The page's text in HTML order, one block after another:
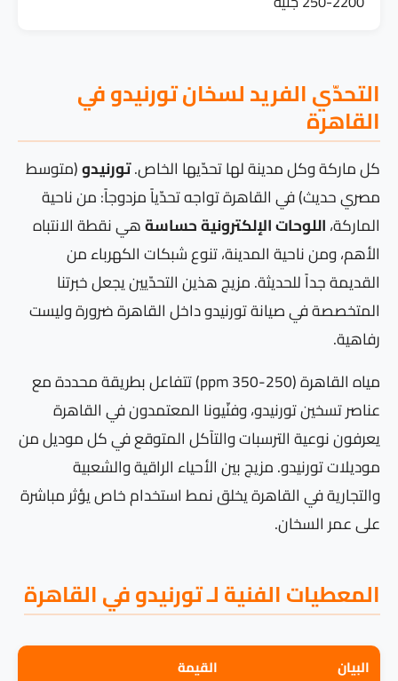
التحدّي الفريد لسخان تورنيدو في
القاهرة
كل ماركة وكل مدينة لها تحدّيها الخاص.تورنيدو(متوسط
مصري حديث) في القاهرة تواجه تحدّياً مزدوجاً: من ناحية
الماركة،اللوحات الإلكترونية حساسةهي نقطة الانتباه
الأهم، ومن ناحية المدينة، تنوع شبكات الكهرباء من
القديمة جداً للحديثة. مزيج هذين التحدّيين يجعل خبرتنا
المتخصصة في صيانة تورنيدو داخل القاهرة ضرورة وليست
رفاهية.
مياه القاهرة (250-350 ppm) تتفاعل بطريقة محددة مع
عناصر تسخين تورنيدو، وفنّيونا المعتمدون في القاهرة
يعرفون نوعية الترسبات والتآكل المتوقع في كل موديل من
موديلات تورنيدو. مزيج بين الأحياء الراقية والشعبية
والتجارية في القاهرة يخلق نمط استخدام خاص يؤثر مباشرة
على عمر السخان.
المعطيات الفنية لـ تورنيدو في القاهرة
البيان
القيمة